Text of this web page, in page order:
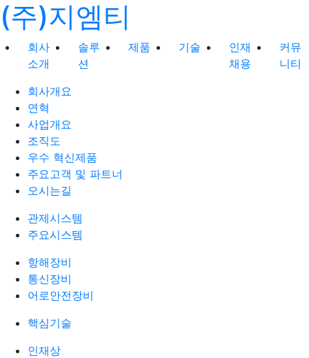
(주)지엠티
회사
소개
솔루
션
제품 기술
인재
채용
커뮤
니티
회사개요
연혁
사업개요
조직도
우수 혁신제품
주요고객 및 파트너
오시는길
관제시스템
주요시스템
항해장비
통신장비
어로안전장비
핵심기술
인재상